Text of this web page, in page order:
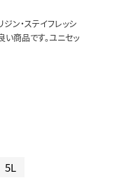
ン・ステイフレッシ
商品です。ユニセッ
5L